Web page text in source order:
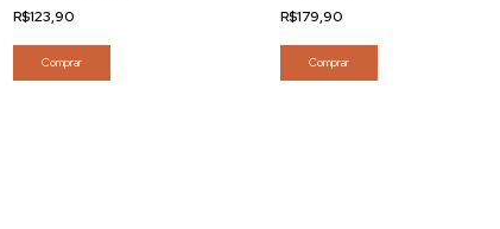
R$123,90
Comprar
R$179,90
Comprar